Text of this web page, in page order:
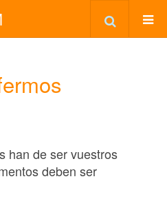
han de ser vuestros
deben ser